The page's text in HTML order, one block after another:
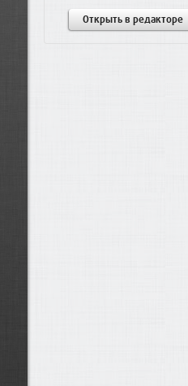
Открыть в редакторе